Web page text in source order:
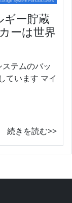
ギー貯蔵
ーは世界
テムのバッ
ています マイ
続きを読む>>